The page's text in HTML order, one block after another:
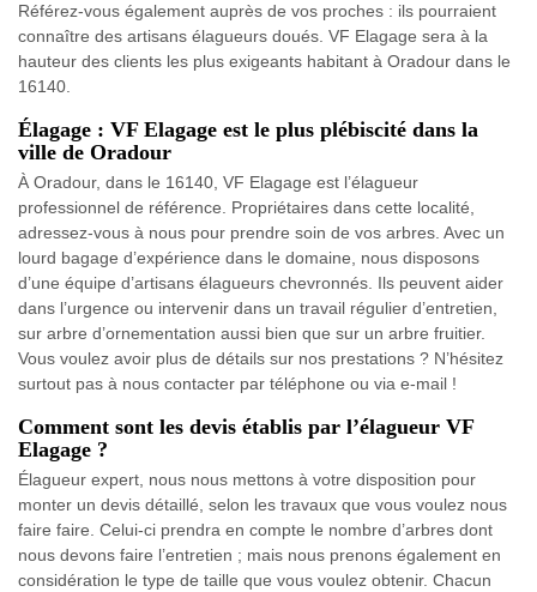
Référez-vous également auprès de vos proches : ils pourraient
connaître des artisans élagueurs doués. VF Elagage sera à la
hauteur des clients les plus exigeants habitant à Oradour dans le
16140.
Élagage : VF Elagage est le plus plébiscité dans la
ville de Oradour
À Oradour, dans le 16140, VF Elagage est l’élagueur
professionnel de référence. Propriétaires dans cette localité,
adressez-vous à nous pour prendre soin de vos arbres. Avec un
lourd bagage d’expérience dans le domaine, nous disposons
d’une équipe d’artisans élagueurs chevronnés. Ils peuvent aider
dans l’urgence ou intervenir dans un travail régulier d’entretien,
sur arbre d’ornementation aussi bien que sur un arbre fruitier.
Vous voulez avoir plus de détails sur nos prestations ? N’hésitez
surtout pas à nous contacter par téléphone ou via e-mail !
Comment sont les devis établis par l’élagueur VF
Elagage ?
Élagueur expert, nous nous mettons à votre disposition pour
monter un devis détaillé, selon les travaux que vous voulez nous
faire faire. Celui-ci prendra en compte le nombre d’arbres dont
nous devons faire l’entretien ; mais nous prenons également en
considération le type de taille que vous voulez obtenir. Chacun